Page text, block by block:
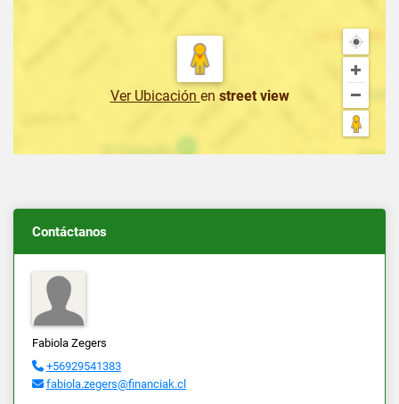
Ver Ubicación en street view
Contáctanos
Fabiola Zegers
+56929541383
fabiola.zegers@financiak.cl